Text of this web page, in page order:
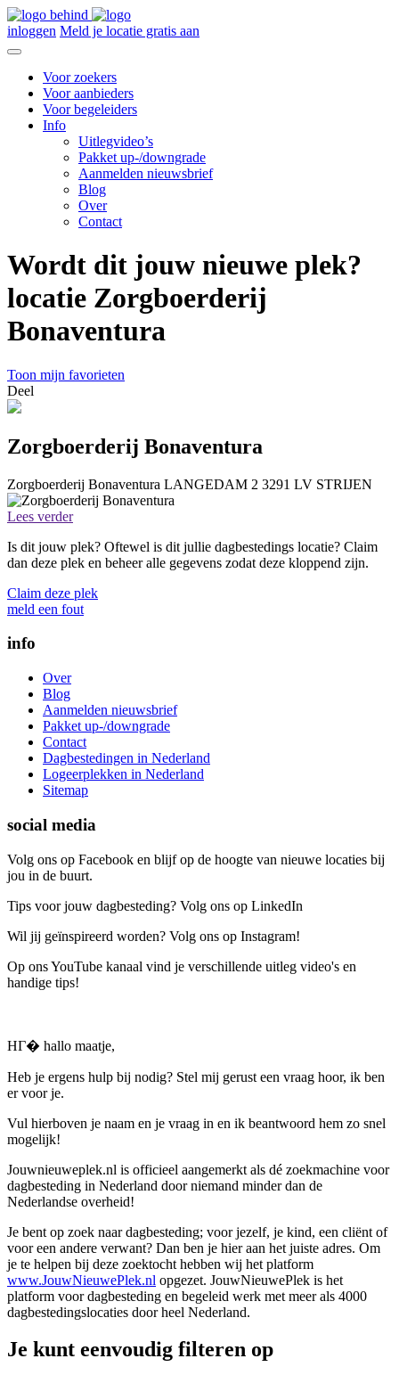
inloggen Meld je locatie gratis aan
Voor zoekers
Voor aanbieders
Voor begeleiders
Info
Uitlegvideo’s
Pakket up-/downgrade
Aanmelden nieuwsbrief
Blog
Over
Contact
Wordt dit jouw nieuwe plek?
locatie Zorgboerderij
Bonaventura
Toon mijn favorieten
Deel
Zorgboerderij Bonaventura
Zorgboerderij Bonaventura LANGEDAM 2 3291 LV STRIJEN
Lees verder
Is dit jouw plek? Oftewel is dit jullie dagbestedings locatie? Claim
dan deze plek en beheer alle gegevens zodat deze kloppend zijn.
Claim deze plek
meld een fout
info
Over
Blog
Aanmelden nieuwsbrief
Pakket up-/downgrade
Contact
Dagbestedingen in Nederland
Logeerplekken in Nederland
Sitemap
social media
Volg ons op Facebook en blijf op de hoogte van nieuwe locaties bij
jou in de buurt.
Tips voor jouw dagbesteding? Volg ons op LinkedIn
Wil jij geïnspireerd worden? Volg ons op Instagram!
Op ons YouTube kanaal vind je verschillende uitleg video's en
handige tips!
HГ� hallo maatje,
Heb je ergens hulp bij nodig? Stel mij gerust een vraag hoor, ik ben
er voor je.
Vul hierboven je naam en je vraag in en ik beantwoord hem zo snel
mogelijk!
Jouwnieuweplek.nl is officieel aangemerkt als dé zoekmachine voor
dagbesteding in Nederland door niemand minder dan de
Nederlandse overheid!
Je bent op zoek naar dagbesteding; voor jezelf, je kind, een cliënt of
voor een andere verwant? Dan ben je hier aan het juiste adres. Om
je te helpen bij deze zoektocht hebben wij het platform
www.JouwNieuwePlek.nl opgezet. JouwNieuwePlek is het
platform voor dagbesteding en begeleid werk met meer als 4000
dagbestedingslocaties door heel Nederland.
Je kunt eenvoudig filteren op